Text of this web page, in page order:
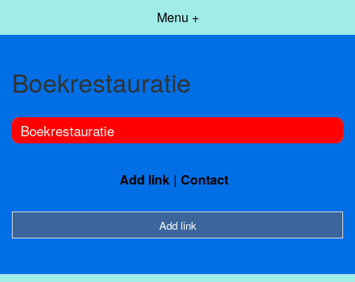
Menu +
Boekrestauratie
Boekrestauratie
Add link Contact
Add link